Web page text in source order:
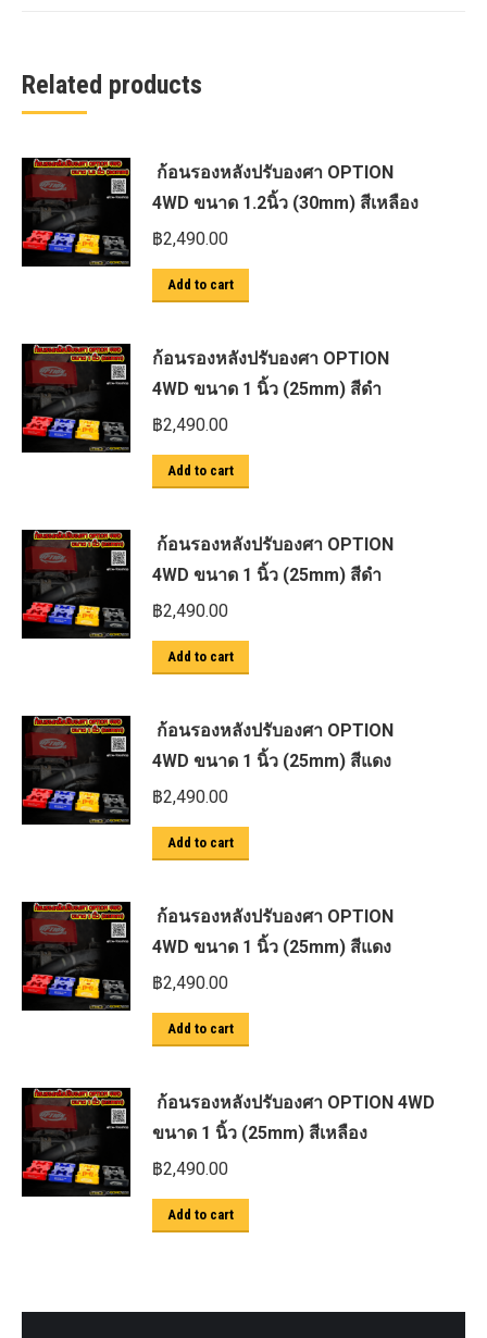
Related products
ก้อนรองหลังปรับองศา OPTION
4WD ขนาด 1.2นิ้ว (30mm) สีเหลือง
฿2,490.00
Add to cart
ก้อนรองหลังปรับองศา OPTION
4WD ขนาด 1 นิ้ว (25mm) สีดำ
฿2,490.00
Add to cart
ก้อนรองหลังปรับองศา OPTION
4WD ขนาด 1 นิ้ว (25mm) สีดำ
฿2,490.00
Add to cart
ก้อนรองหลังปรับองศา OPTION
4WD ขนาด 1 นิ้ว (25mm) สีแดง
฿2,490.00
Add to cart
ก้อนรองหลังปรับองศา OPTION
4WD ขนาด 1 นิ้ว (25mm) สีแดง
฿2,490.00
Add to cart
ก้อนรองหลังปรับองศา OPTION 4WD
ขนาด 1 นิ้ว (25mm) สีเหลือง
฿2,490.00
Add to cart